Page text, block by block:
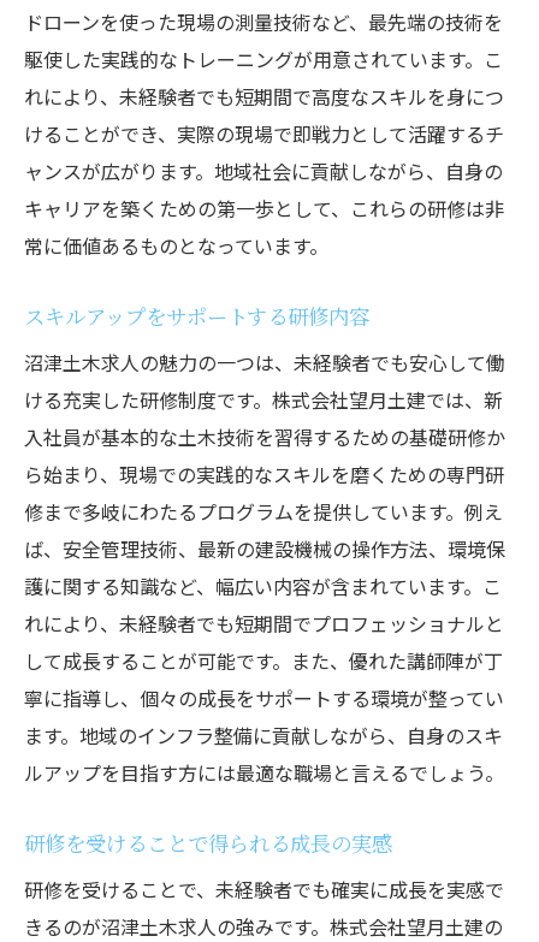
ドローンを使った現場の測量技術など、最先端の技術を
駆使した実践的なトレーニングが用意されています。こ
れにより、未経験者でも短期間で高度なスキルを身につ
けることができ、実際の現場で即戦力として活躍するチ
ャンスが広がります。地域社会に貢献しながら、自身の
キャリアを築くための第一歩として、これらの研修は非
常に価値あるものとなっています。
スキルアップをサポートする研修内容
沼津土木求人の魅力の一つは、未経験者でも安心して働
ける充実した研修制度です。株式会社望月土建では、新
入社員が基本的な土木技術を習得するための基礎研修か
ら始まり、現場での実践的なスキルを磨くための専門研
修まで多岐にわたるプログラムを提供しています。例え
ば、安全管理技術、最新の建設機械の操作方法、環境保
護に関する知識など、幅広い内容が含まれています。こ
れにより、未経験者でも短期間でプロフェッショナルと
して成長することが可能です。また、優れた講師陣が丁
寧に指導し、個々の成長をサポートする環境が整ってい
ます。地域のインフラ整備に貢献しながら、自身のスキ
ルアップを目指す方には最適な職場と言えるでしょう。
研修を受けることで得られる成長の実感
研修を受けることで、未経験者でも確実に成長を実感で
きるのが沼津土木求人の強みです。株式会社望月土建の